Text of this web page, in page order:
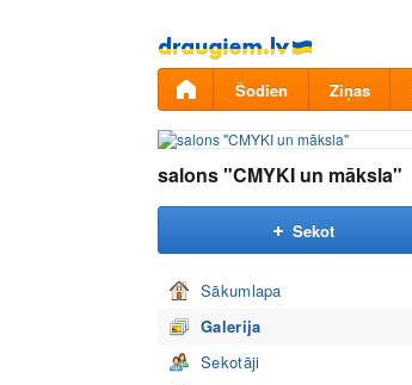
Pāriet
uz
saturu
Šodien Ziņas
salons "CMYKI un māksla"
Sekot
Sākumlapa
Galerija
Sekotāji